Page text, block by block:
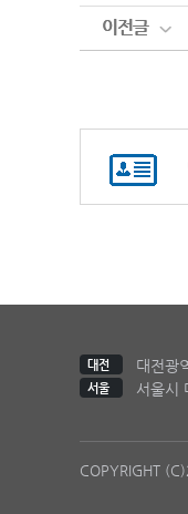
이전글
이전글
대전 대전광
서울 서울시
COPYRIGHT